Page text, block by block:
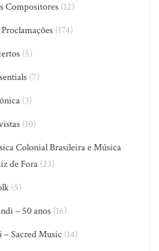
Compositores(12)
(174)
(5)
(7)
(3)
(10)
Colonial Brasileira e Música
de Fora (23)
(5)
– 50 anos(16)
Sacred Music (14)